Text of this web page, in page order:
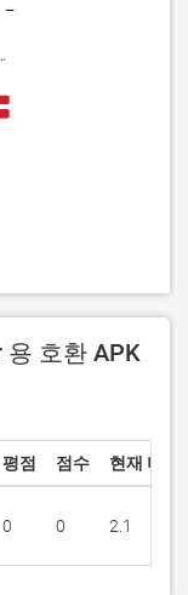
호환 APK
평점 점수 현재 버전
0 0 2.1